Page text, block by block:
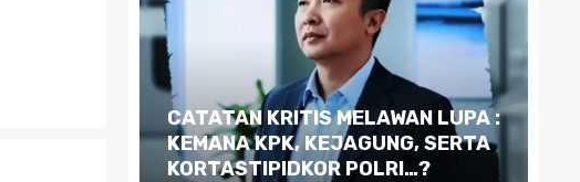
CATATAN KRITIS MELAWAN LUPA :
KEMANA KPK, KEJAGUNG, SERTA
KORTASTIPIDKOR POLRI…?